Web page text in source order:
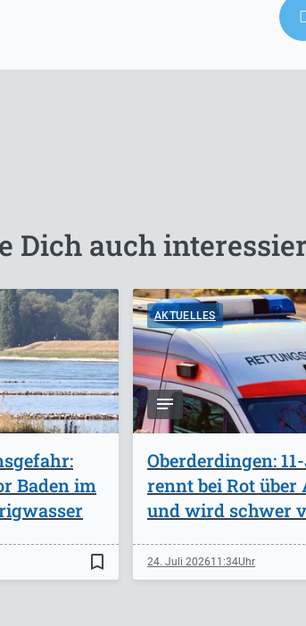
Dich auch
Baden im
bookmark_border
AKTUELLES
Oberderdingen:
rennt bei Rot über
und wird schwer
24. Juli 202611:34